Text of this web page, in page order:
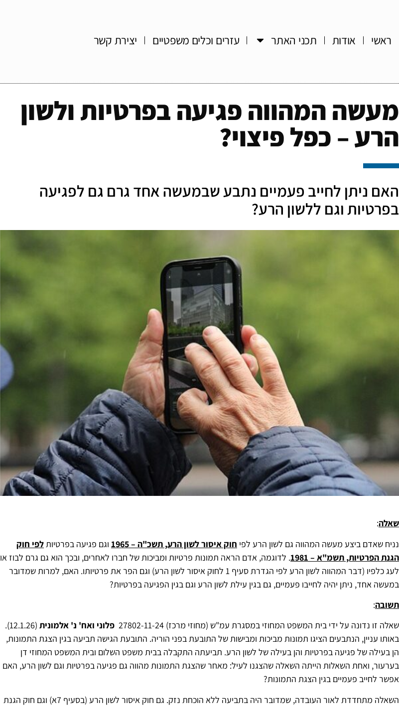
ראשי אודות תכני האתר עזרים וכלים משפטיים יצירת קשר
מעשה המהווה פגיעה בפרטיות ולשון
הרע – כפל פיצוי?
האם ניתן לחייב פעמיים נתבע שבמעשה אחד גרם גם לפגיעה
בפרטיות וגם ללשון הרע?
שאלה:
נניח שאדם ביצע מעשה המהווה גם לשון הרע לפי חוק איסור לשון הרע, תשכ"ה – 1965 וגם פגיעה בפרטיות לפי חוק
הגנת הפרטיות, תשמ"א – 1981
. לדוגמה, אדם הראה תמונות פרטיות ומביכות של חברו לאחרים, ובכך הוא גם גרם לבוז או
לעג כלפיו (דבר המהווה לשון הרע לפי הגדרת סעיף 1 לחוק איסור לשון הרע) וגם הפר את פרטיותו. האם, למרות שמדובר
במעשה אחד, ניתן יהיה לחייבו פעמיים, גם בגין עילת לשון הרע וגם בגין הפגיעה בפרטיות?
תשובה:
שאלה זו נדונה על ידי בית המשפט המחוזי במסגרת עמ"ש (מחוזי מרכז) 27802-11-24
פלוני ואח' נ' אלמונית
(12.1.26).
באותו עניין, הנתבעים הציגו תמונות מביכות ומבישות של התובעת בפני הוריה. התובעת הגישה תביעה בגין הצגת התמונות,
הן בעילה של פגיעה בפרטיות והן בעילה של לשון הרע. תביעתה התקבלה בבית משפט השלום ובית המשפט המחוזי דן
בערעור, ואחת השאלות הייתה השאלה שהצגנו לעיל: מאחר שהצגת התמונות מהווה גם פגיעה בפרטיות וגם לשון הרע, האם
אפשר לחייב פעמיים בגין הצגת התמונות?
השאלה מתחדדת לאור העובדה, שמדובר היה בתביעה ללא הוכחת נזק. גם חוק איסור לשון הרע (בסעיף 7א) וגם חוק הגנת